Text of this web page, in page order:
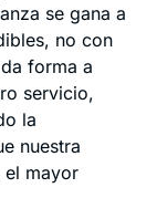
se gana a
no con
forma a
servicio,
la
nuestra
el mayor